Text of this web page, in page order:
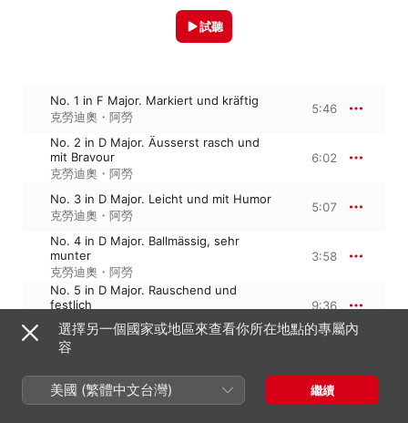
試聽
No. 1 in F Major. Markiert und kräftig
克勞迪奧・阿勞
5:46
No. 2 in D Major. Äusserst rasch und
mit Bravour
克勞迪奧・阿勞
6:02
No. 3 in D Major. Leicht und mit Humor
克勞迪奧・阿勞
5:07
No. 4 in D Major. Ballmässig, sehr
munter
克勞迪奧・阿勞
3:58
No. 5 in D Major. Rauschend und
festlich
克勞迪奧・阿勞
9:36
No. 6 in A Major. Sehr lebhaft, mit
vielem Humor
No. 7 in E Major. Äusserst rasch
3:14
選擇另一個國家或地區來查看你所在地點的專屬內
容
美國 (繁體中文台灣) 繼續